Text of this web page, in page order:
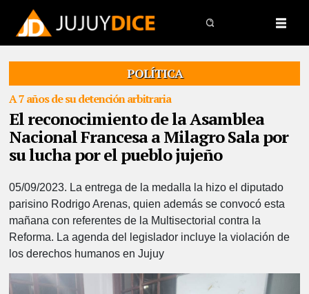
POLÍTICA
A 7 años de su detención arbitraria
El reconocimiento de la Asamblea
Nacional Francesa a Milagro Sala por
su lucha por el pueblo jujeño
05/09/2023. La entrega de la medalla la hizo el diputado
parisino Rodrigo Arenas, quien además se convocó esta
mañana con referentes de la Multisectorial contra la
Reforma. La agenda del legislador incluye la violación de
los derechos humanos en Jujuy